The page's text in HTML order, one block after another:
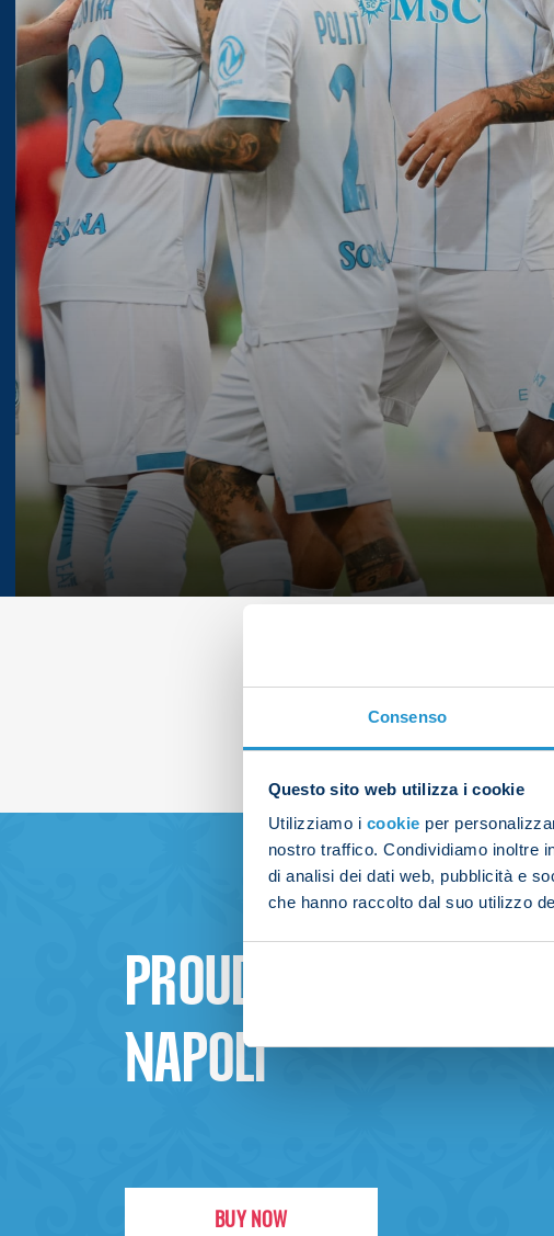
Consenso
Questo sito web utilizza i cookie
Utilizziamo i cookie per
nostro traffico. Condividiamo inoltre
di analisi dei dati web, pubblicità e
che hanno raccolto dal suo utilizzo
PROUD TO BE
NAPOLI
BUY NOW